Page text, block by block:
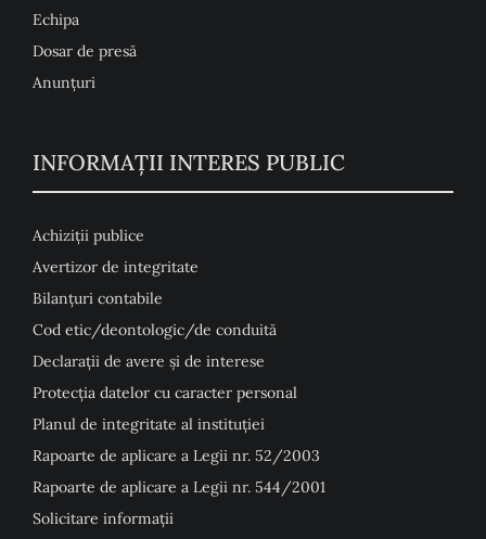
Echipa
Dosar de presă
Anunţuri
INFORMAȚII INTERES PUBLIC
Achiziții publice
Avertizor de integritate
Bilanțuri contabile
Cod etic/deontologic/de conduită
Declarații de avere și de interese
Protecția datelor cu caracter personal
Planul de integritate al instituției
Rapoarte de aplicare a Legii nr. 52/2003
Rapoarte de aplicare a Legii nr. 544/2001
Solicitare informații